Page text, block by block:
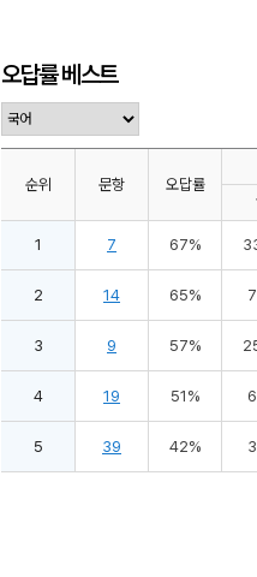
오답률 베스트
순위 문항
오답률
1 7 67%
2 14 65%
3 9 57%
4 19 51%
5 39 42%